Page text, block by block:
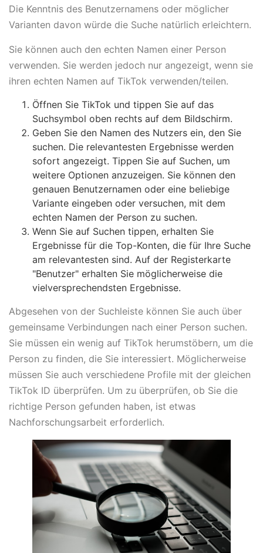
Die Kenntnis des Benutzernamens oder möglicher
Varianten davon würde die Suche natürlich erleichtern.
Sie können auch den echten Namen einer Person
verwenden. Sie werden jedoch nur angezeigt, wenn sie
ihren echten Namen auf TikTok verwenden/teilen.
Öffnen Sie TikTok und tippen Sie auf das
Suchsymbol oben rechts auf dem Bildschirm.
Geben Sie den Namen des Nutzers ein, den Sie
suchen. Die relevantesten Ergebnisse werden
sofort angezeigt. Tippen Sie auf Suchen, um
weitere Optionen anzuzeigen. Sie können den
genauen Benutzernamen oder eine beliebige
Variante eingeben oder versuchen, mit dem
echten Namen der Person zu suchen.
Wenn Sie auf Suchen tippen, erhalten Sie
Ergebnisse für die Top-Konten, die für Ihre Suche
am relevantesten sind. Auf der Registerkarte
"Benutzer" erhalten Sie möglicherweise die
vielversprechendsten Ergebnisse.
Abgesehen von der Suchleiste können Sie auch über
gemeinsame Verbindungen nach einer Person suchen.
Sie müssen ein wenig auf TikTok herumstöbern, um die
Person zu finden, die Sie interessiert. Möglicherweise
müssen Sie auch verschiedene Profile mit der gleichen
TikTok ID überprüfen. Um zu überprüfen, ob Sie die
richtige Person gefunden haben, ist etwas
Nachforschungsarbeit erforderlich.